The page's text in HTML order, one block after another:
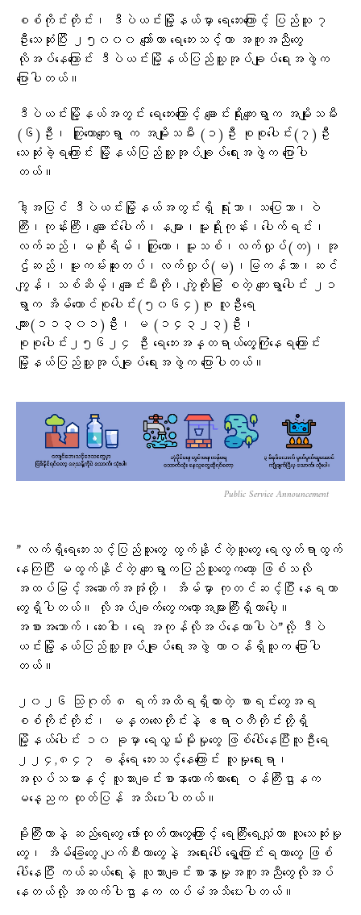
စစ်ကိုင်းတိုင်း၊ ဒီပဲယင်းမြို့နယ်မှာ ရေဘေးကြောင့် ပြည်သူ ၇
ဦးသေဆုံးပြီး ၂၅၀၀၀ ကျော်ဟာ ရေဘေးသင့်ကာ အကူအညီတွေ
လိုအပ်နေကြောင်း ဒီပဲယင်းမြို့နယ်ပြည်သူ့အုပ်ချုပ်ရေးအဖွဲက
ပြောပါတယ်။
ဒီပဲယင်းမြို့နယ်အတွင်း ရေ​​ဘေးကြောင့် ချောင်းရိုးကျေးရွာက အမျိုးသမီး
(၆)ဦး၊ ကြူတောကျေးရွာ က အမျိုးသမီး (၁)ဦး စုစုပေါင်း(၇)ဦး
သေဆုံးခဲ့ရကြောင်း မြို့နယ်ပြည်သူ့အုပ်ချုပ်ရေးအဖွဲက ပြောပါ
တယ်။
ဒါ့အပြင် ဒီပဲယင်းမြို့နယ်အတွင်းရှိ ရုံးသာ၊သပြေသာ၊ဝဲ
ကြီး၊ကုန်းကြီး၊ချောင်းပေါက်၊နများ၊မူးရိုးကုန်း၊ပေါက်ရင်း၊
လက်ဆည်၊မစိုးရိမ်၊ကြူတော၊မူးသစ်၊လက်လှုပ်(တ)၊အု
ဌ်ဆည်၊မူးကမ်းဆူးတပ်၊လက်လှုပ်(မ)၊မြကန်သာ၊ဆင်
ကျွန်၊သစ်ဆိမ့်၊ချောင်းမီးတို၊ကျွဲတိုးခြုံ စတဲ့ ကျေးရွာပေါင်း ၂၁
ရွာက အိမ်ထောင်စုပေါင်း(၅၀၆၄)စု လူဦးရေ
ကျား(၁၁၃၀၁)ဦး၊ မ (၁၄၃၂၃)ဦး၊
စုစုပေါင်း၂၅၆၂၄ ဦး ရေဘေးအန္တရာယ်တွေ့ကြုံနေရကြောင်း
မြို့နယ်ပြည်သူ့အုပ်ချုပ်ရေးအဖွဲက ပြောပါတယ်။
Public Service Announcement
” လက်ရှိရေဘေးသင့်ပြည်သူတွေ ထွက်နိုင်တဲ့သူတွေ ရေလွတ်ရာထွက်
နေကြပြီး မထွက်နိုင်တဲ့ ကျေးရွာကပြည်သူတွေကတော့ ဖြစ်သလို
အထပ်မြင့်အဆောက်အအုံတို့၊ အိမ်မှာ ကုတင်ဆင့်ပြီး နေရတာ
တွေရှိပါတယ်။ လိုအပ်ချက်တွေကတော့အများကြီးရှိတာပေါ့။
အစားအသောက်၊ဆေးဝါး၊ရေ အကုန်လိုအပ်နေတာပါပဲ”လို့ ဒီပဲ
ယင်းမြို့နယ်ပြည်သူ့အုပ်ချုပ်ရေးအဖွဲ တာဝန်ရှိသူက ပြောပါ
တယ်။
၂၀၂၆ သြဂုတ် ၈ ရက်အထိရရှိထားတဲ့ စာရင်းတွေအရ
စစ်ကိုင်းတိုင်း၊ မန္တလေးတိုင်းနဲ့ ဧရာဝတီတိုင်းတို့ရှိ
မြို့နယ်ပေါင်း ၁၀ ခုမှာ ရေလွှမ်းမိုးမှုတွေ ဖြစ်ပေါ်နေပြီးလူဦးရေ
၂၂၄,၈၄၇ ခန့်ရေ ဘေးသင့်နေကြောင်း လူမှုရေးရာ၊
အလုပ်သမားနှင့် လူသားချင်းစာနာထောက်ထားရေး ဝန်ကြီးဌာနက
မနေ့ညက ထုတ်ပြန် အသိပေးပါတယ်။
မိုးကြီးတာနဲ့ ဆည်ရေတွေ ဖော်ထုတ်တာတွေကြောင့် ရေကြီးရေလျှံကာ လူသေဆုံးမှု
တွေ၊ အိမ်ခြေတွေ ပျက်စီးတာတွေနဲ့ အရေးပေါ် ရွှေ့ပြောင်းရတာတွေ ဖြစ်
ပေါ်နေပြီး ကယ်ဆယ်ရေးနဲ့ လူသားချင်းစာနာမှုအကူအညီတွေလိုအပ်
နေတယ်လို့ အထက်ပါဌာနက ထပ်မံအသိပေးပါတယ်။